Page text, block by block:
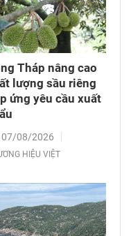
Tháp nâng cao
lượng sầu riêng
ứng yêu cầu xuất
07/08/2026
HIỆU VIỆT